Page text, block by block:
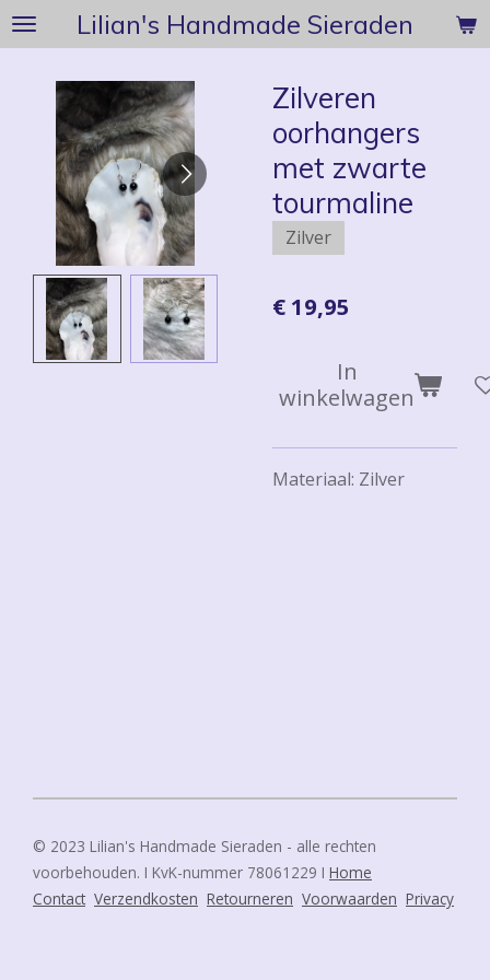
Ga
direct
hoofdinhoud
Lilian's Handmade Sieraden
Zilveren
oorhangers
met zwarte
tourmaline
Zilver
€ 19,95
In
winkelwagen
Materiaal: Zilver
© 2023 Lilian's Handmade Sieraden - alle rechten
voorbehouden. I KvK-nummer 78061229 I Home
Contact Verzendkosten Retourneren Voorwaarden Privacy